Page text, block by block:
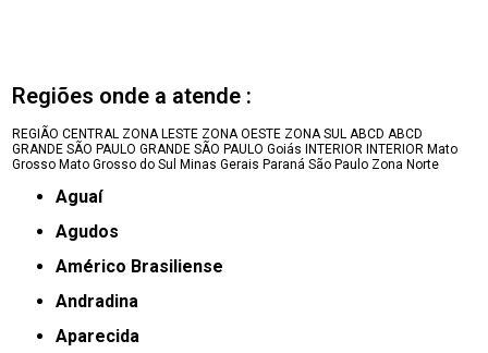
Regiões onde a atende :
REGIÃO CENTRAL ZONA LESTE ZONA OESTE ZONA SUL ABCD ABCD
GRANDE SÃO PAULO GRANDE SÃO PAULO Goiás INTERIOR INTERIOR Mato
Grosso Mato Grosso do Sul Minas Gerais Paraná São Paulo Zona Norte
Aguaí
Agudos
Américo Brasiliense
Andradina
Aparecida